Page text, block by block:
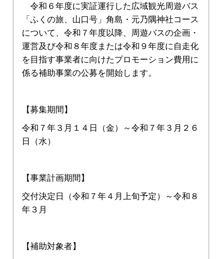
令和６年度に実証運行した広域観光周遊バス
「ふくの旅、山口号」角島・元乃隅神社コース
について、令和７年度以降、周遊バスの企画・
運営及び令和８年度または令和９年度に自走化
を目指す事業者に向けたプロモーション費用に
係る補助事業の公募を開始します。
【募集期間】
令和７年３月１４日（金）～令和７年３月２６
日（水）
【事業計画期間】
交付決定日（令和７年４月上旬予定）～令和８
年３月
【補助対象者】